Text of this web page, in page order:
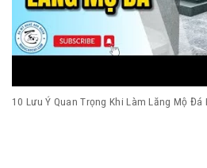
10 Lưu Ý Quan Trọng Khi Làm Lăng Mộ Đá